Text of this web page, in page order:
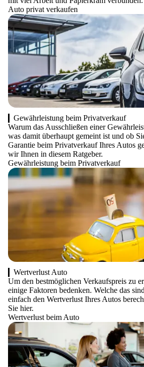
Auto privat verkaufen
Gewährleistung beim Privatverkauf
Warum das Ausschließen einer
was damit überhaupt gemeint ist und ob
Garantie beim Privatverkauf Ihres Autos
wir Ihnen in diesem Ratgeber.
Gewährleistung beim Privatverkauf
Wertverlust Auto
Um den bestmöglichen Verkaufspreis zu
einige Faktoren bedenken. Welche das
einfach den Wertverlust Ihres Autos
Sie hier.
Wertverlust beim Auto